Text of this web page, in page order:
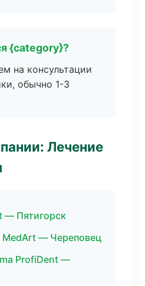
{category}?
на консультации
обычно 1-3
Лечение
— Пятигорск
— Череповец
ProfiDent —